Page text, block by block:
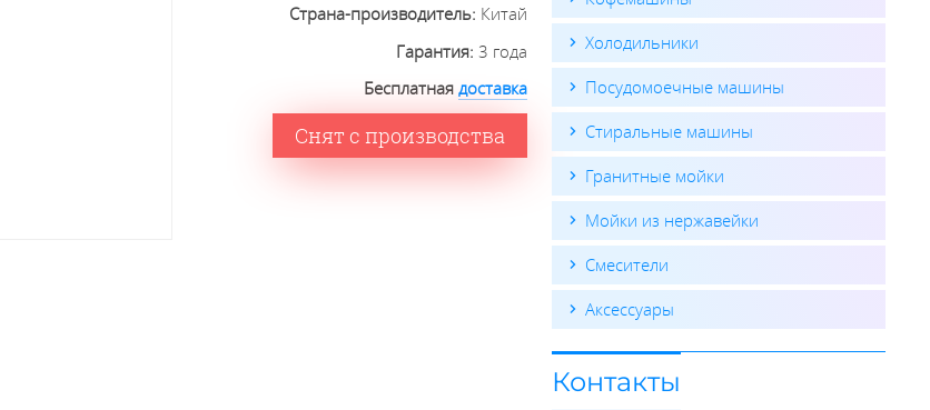
Страна-производитель: Китай
Гарантия:3 года
Бесплатнаядоставка
Снят с производства
Холодильники
Посудомоечные машины
Стиральные машины
Гранитные мойки
Мойки из нержавейки
Смесители
Аксессуары
Контакты